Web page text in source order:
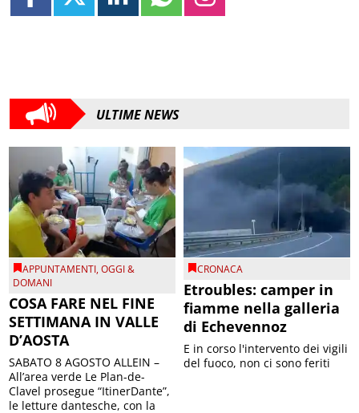
ULTIME NEWS
APPUNTAMENTI,OGGI &
DOMANI
COSA FARE NEL FINE
SETTIMANA IN VALLE
D’AOSTA
SABATO 8 AGOSTO ALLEIN –
All’area verde Le Plan-de-
Clavel prosegue “ItinerDante”,
le letture dantesche, con la
CRONACA
Etroubles: camper in
fiamme nella galleria
di Echevennoz
E in corso l'intervento dei vigili
del fuoco, non ci sono feriti